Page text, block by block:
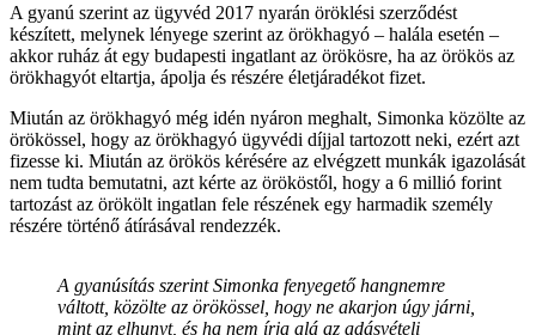
A gyanú szerint az ügyvéd 2017 nyarán öröklési szerződést
készített, melynek lényege szerint az örökhagyó – halála esetén –
akkor ruház át egy budapesti ingatlant az örökösre, ha az örökös az
örökhagyót eltartja, ápolja és részére életjáradékot fizet.
Miután az örökhagyó még idén nyáron meghalt, Simonka közölte az
örökössel, hogy az örökhagyó ügyvédi díjjal tartozott neki, ezért azt
fizesse ki. Miután az örökös kérésére az elvégzett munkák igazolását
nem tudta bemutatni, azt kérte az örököstől, hogy a 6 millió forint
tartozást az örökölt ingatlan fele részének egy harmadik személy
részére történő átírásával rendezzék.
A gyanúsítás szerint Simonka fenyegető hangnemre
váltott, közölte az örökössel, hogy ne akarjon úgy járni,
mint az elhunyt, és ha nem írja alá az adásvételi